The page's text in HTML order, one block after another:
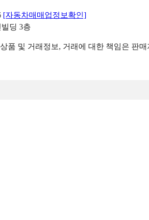
[자동차매매업정보확인]
딩 3층
품 및 거래정보, 거래에 대한 책임은 판